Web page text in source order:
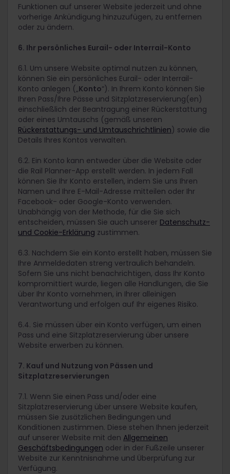
Funktionen auf unserer Website jederzeit und ohne
vorherige Ankündigung hinzuzufügen, zu entfernen
oder zu ändern.
6. Ihr persönliches Eurail- oder Interrail-Konto
6.1. Um unsere Website optimal nutzen zu können,
können Sie ein persönliches Eurail- oder Interrail-
Konto anlegen („Konto“). In Ihrem Konto können Sie
Ihren Pass/Ihre Pässe und Sitzplatzreservierung(en)
einschließlich der Beantragung einer Rückerstattung
oder eines Umtauschs (gemäß unseren
Rückerstattungs- und Umtauschrichtlinien) sowie die
Details Ihres Kontos verwalten.
6.2. Ein Konto kann entweder über die Website oder
die Rail Planner-App erstellt werden. In jedem Fall
können Sie Ihr Konto erstellen, indem Sie uns Ihren
Namen und Ihre E-Mail-Adresse mitteilen oder Ihr
Facebook- oder Google-Konto verwenden.
Unabhängig von der Methode, für die Sie sich
entscheiden, müssen Sie auch unserer Datenschutz-
und Cookie-Erklärung zustimmen.
6.3. Nachdem Sie ein Konto erstellt haben, müssen Sie
Ihre Anmeldedaten streng vertraulich behandeln.
Sofern Sie uns nicht benachrichtigen, dass Ihr Konto
kompromittiert wurde, liegen alle Handlungen, die Sie
über Ihr Konto vornehmen, in Ihrer alleinigen
Verantwortung und erfolgen auf Ihr eigenes Risiko.
6.4. Sie müssen über ein Konto verfügen, um einen
Pass und eine Sitzplatzreservierung über unsere
Website erwerben zu können.
7. Kauf und Nutzung von Pässen und
Sitzplatzreservierungen
7.1. Wenn Sie einen Pass und/oder eine
Sitzplatzreservierung über unsere Website kaufen,
müssen Sie zusätzlichen Bedingungen und
Konditionen zustimmen. Diese stehen Ihnen jederzeit
auf unserer Website mit den Allgemeinen
Geschäftsbedingungen oder in der Fußzeile unserer
Website zur Kenntnisnahme und Überprüfung zur
Verfügung.